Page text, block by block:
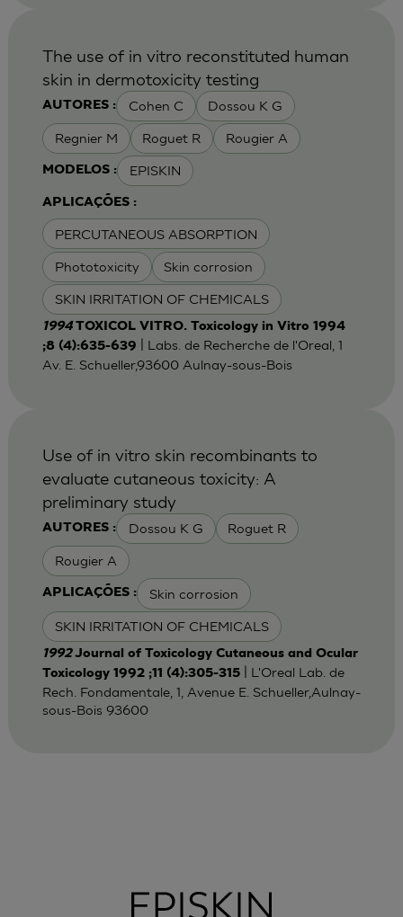
AUTORES : Cohen C Dossou K G
Regnier M Roguet R Rougier A
MODELOS : EPISKIN
APLICAÇÕES :
PERCUTANEOUS ABSORPTION
Phototoxicity Skin corrosion
SKIN IRRITATION OF CHEMICALS
The use of in vitro reconstituted human
skin in dermotoxicity testing
1994 TOXICOL VITRO. Toxicology in Vitro 1994
;8 (4):635-639
| Labs. de Recherche de l'Oreal, 1
Av. E. Schueller,93600 Aulnay-sous-Bois
AUTORES : Dossou K G Roguet R
Rougier A
APLICAÇÕES : Skin corrosion
SKIN IRRITATION OF CHEMICALS
Use of in vitro skin recombinants to
evaluate cutaneous toxicity: A
preliminary study
1992Journal of Toxicology Cutaneous and Ocular
Toxicology 1992 ;11 (4):305-315| L'Oreal Lab. de
Rech. Fondamentale, 1, Avenue E. Schueller,Aulnay-
sous-Bois 93600